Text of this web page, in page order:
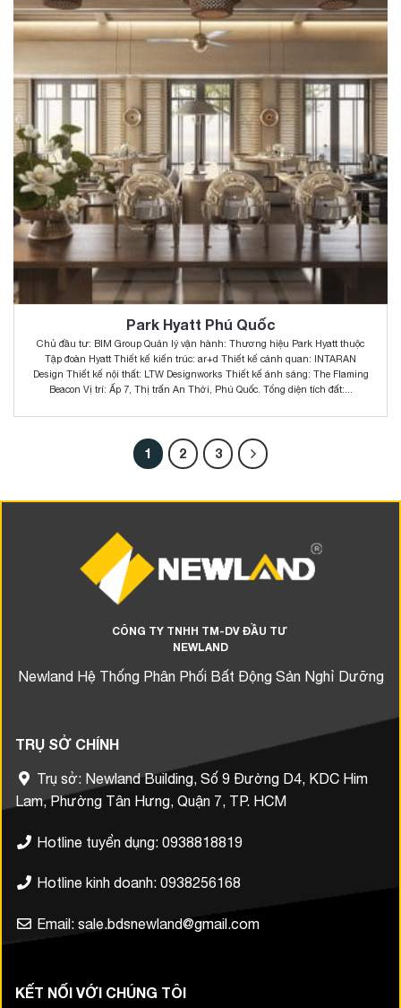
Park Hyatt Phú Quốc
Chủ đầu tư: BIM Group Quản lý vận hành: Thương hiệu Park Hyatt thuộc
Tập đoàn Hyatt Thiết kế kiến trúc: ar+d Thiết kế cảnh quan: INTARAN
Design Thiết kế nội thất: LTW Designworks Thiết kế ánh sáng: The Flaming
Beacon Vị trí: Ấp 7, Thị trấn An Thới, Phú Quốc. Tổng diện tích đất:...
1 2 3
CÔNG TY TNHH TM-DV ĐẦU TƯ
NEWLAND
Newland Hệ Thống Phân Phối Bất Động Sản Nghỉ Dưỡng
TRỤ SỞ CHÍNH
Trụ sở: Newland Building, Số 9 Đường D4, KDC Him
Lam, Phường Tân Hưng, Quận 7, TP. HCM
Hotline tuyển dụng: 0938818819
Hotline kinh doanh: 0938256168
Email: sale.bdsnewland@gmail.com
KẾT NỐI VỚI CHÚNG TÔI